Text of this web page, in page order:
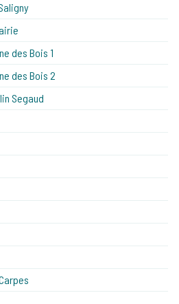
des Bois 1
des Bois 2
Segaud